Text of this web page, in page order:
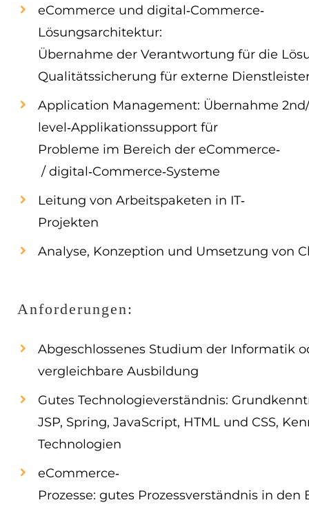
eCommerce und digital‐Commerce‐
Lösungsarchitektur:
Übernahme der Verantwortung für die
Qualitätssicherung für externe
Application Management: Übernahme 2nd/
level‐Applikationssupport für
Probleme im Bereich der eCommerce‐
/ digital‐Commerce‐Systeme
Leitung von Arbeitspaketen in IT‐
Projekten
Analyse, Konzeption und Umsetzung von
Anforderungen:
Abgeschlossenes Studium der Informatik
vergleichbare Ausbildung
Gutes Technologieverständnis:
JSP, Spring, JavaScript, HTML und CSS,
Technologien
eCommerce‐
Prozesse: gutes Prozessverständnis in